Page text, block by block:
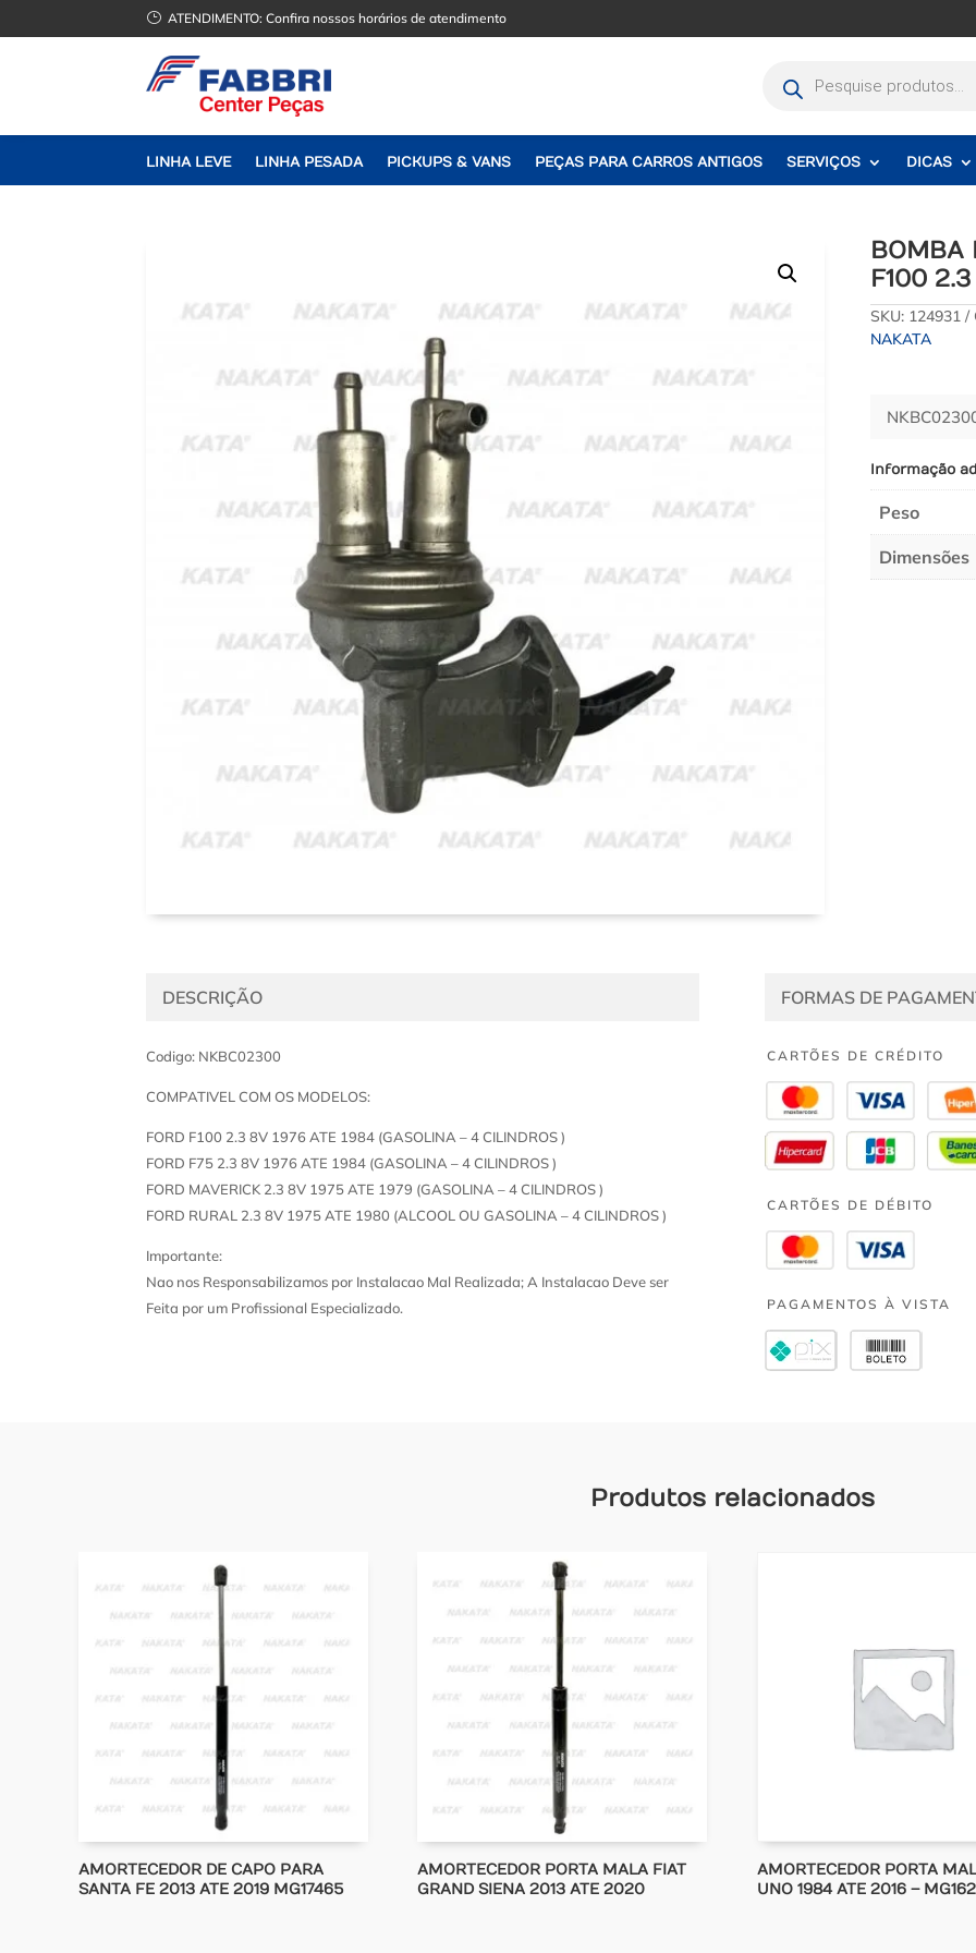
} ATENDIMENTO:Confira nossos horários de atendimento
produtos
LINHA LEVE LINHA PESADA PICKUPS & VANS PEÇAS PARA CARROS ANTIGOS SERVIÇOS DICAS
BOMBA
F100
SKU: 124931
NAKATA
Informação
Peso
Dimensões
DESCRIÇÃO
Codigo: NKBC02300
COMPATIVEL COM OS MODELOS:
FORD F100 2.3 8V 1976 ATE 1984 (GASOLINA – 4 CILINDROS )
FORD F75 2.3 8V 1976 ATE 1984 (GASOLINA – 4 CILINDROS )
FORD MAVERICK 2.3 8V 1975 ATE 1979 (GASOLINA – 4 CILINDROS )
FORD RURAL 2.3 8V 1975 ATE 1980 (ALCOOL OU GASOLINA – 4 CILINDROS )
Importante:
Nao nos Responsabilizamos por Instalacao Mal Realizada; A Instalacao Deve ser
Feita por um Profissional Especializado.
FORMAS DE
CARTÕES DE CRÉDITO
CARTÕES DE DÉBITO
PAGAMENTOS À VISTA
Produtos relacionados
AMORTECEDOR DE CAPO PARA
SANTA FE 2013 ATE 2019 MG17465
AMORTECEDOR PORTA MALA FIAT
GRAND SIENA 2013 ATE 2020
AMORTECEDOR PORTA
UNO 1984 ATE 2016 –